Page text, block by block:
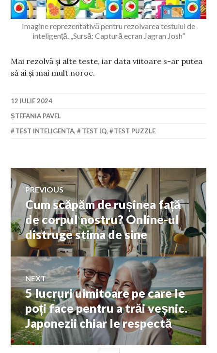
Imagine reprezentativă pentru rezolvarea testului de
inteligență. „Sursă: Captură ecran Jagran Josh”
Mai rezolvă și alte teste, iar data viitoare s-ar putea
să ai și mai mult noroc.
12 IULIE 2024
ȘTEFANIA PAVEL
TEST INTELIGENTA, TEST IQ, TEST PUZZLE
Navigare
în
articole
PREVIOUS
Previous
post:
Cum scăpăm de rușinea față
de corpul nostru? Online-ul
distruge stima de sine
NEXT
Next
post:
5 lucruri uimitoare pe care le
poți face pentru a trăi veșnic.
Japonezii chiar le respectă